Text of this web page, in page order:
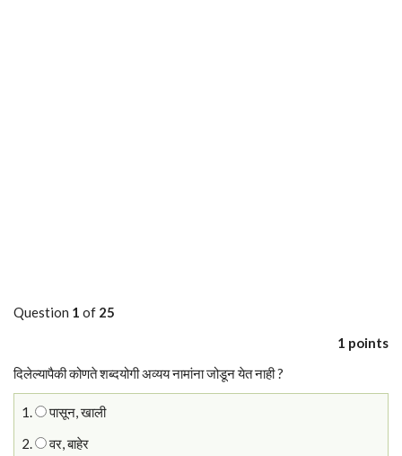
Question 1 of 25
1 points
दिलेल्यापैकी कोणते शब्दयोगी अव्यय नामांना जोडून येत नाही ?
1.
पासून, खाली
2.
वर, बाहेर